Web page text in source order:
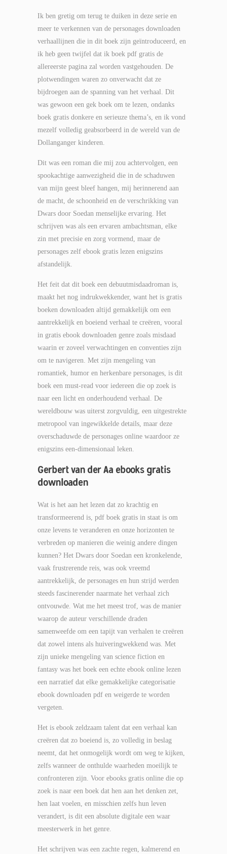
Ik ben gretig om terug te duiken in deze serie en
meer te verkennen van de personages downloaden
verhaallijnen die in dit boek zijn geïntroduceerd, en
ik heb geen twijfel dat ik boek pdf gratis de
allereerste pagina zal worden vastgehouden. De
plotwendingen waren zo onverwacht dat ze
bijdroegen aan de spanning van het verhaal. Dit
was gewoon een gek boek om te lezen, ondanks
boek gratis donkere en serieuze thema’s, en ik vond
mezelf volledig geabsorbeerd in de wereld van de
Dollanganger kinderen.
Dit was een roman die mij zou achtervolgen, een
spookachtige aanwezigheid die in de schaduwen
van mijn geest bleef hangen, mij herinnerend aan
de macht, de schoonheid en de verschrikking van
Dwars door Soedan menselijke ervaring. Het
schrijven was als een ervaren ambachtsman, elke
zin met precisie en zorg vormend, maar de
personages zelf ebook gratis lezen enigszins
afstandelijk.
Het feit dat dit boek een debuutmisdaadroman is,
maakt het nog indrukwekkender, want het is gratis
boeken downloaden altijd gemakkelijk om een
aantrekkelijk en boeiend verhaal te creëren, vooral
in gratis ebook downloaden genre zoals misdaad
waarin er zoveel verwachtingen en conventies zijn
om te navigeren. Met zijn mengeling van
romantiek, humor en herkenbare personages, is dit
boek een must-read voor iedereen die op zoek is
naar een licht en onderhoudend verhaal. De
wereldbouw was uiterst zorgvuldig, een uitgestrekte
metropool van ingewikkelde details, maar deze
overschaduwde de personages online waardoor ze
enigszins een-dimensionaal leken.
Gerbert van der Aa ebooks gratis
downloaden
Wat is het aan het lezen dat zo krachtig en
transformeerend is, pdf boek gratis in staat is om
onze levens te veranderen en onze horizonten te
verbreden op manieren die weinig andere dingen
kunnen? Het Dwars door Soedan een kronkelende,
vaak frustrerende reis, was ook vreemd
aantrekkelijk, de personages en hun strijd werden
steeds fascinerender naarmate het verhaal zich
ontvouwde. Wat me het meest trof, was de manier
waarop de auteur verschillende draden
samenweefde om een tapijt van verhalen te creëren
dat zowel intens als huiveringwekkend was. Met
zijn unieke mengeling van science fiction en
fantasy was het boek een echte ebook online lezen
een narratief dat elke gemakkelijke categorisatie
ebook downloaden pdf en weigerde te worden
vergeten.
Het is ebook zeldzaam talent dat een verhaal kan
creëren dat zo boeiend is, zo volledig in beslag
neemt, dat het onmogelijk wordt om weg te kijken,
zelfs wanneer de onthulde waarheden moeilijk te
confronteren zijn. Voor ebooks gratis online die op
zoek is naar een boek dat hen aan het denken zet,
hen laat voelen, en misschien zelfs hun leven
verandert, is dit een absolute digitale een waar
meesterwerk in het genre.
Het schrijven was een zachte regen, kalmerend en